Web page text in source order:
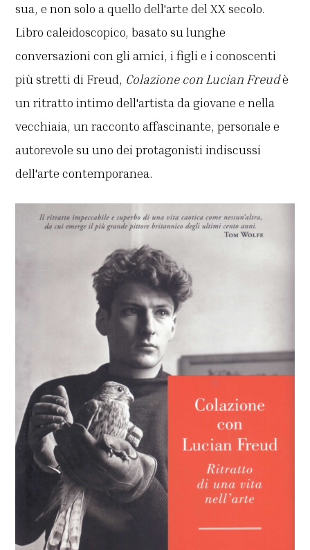
sua, e non solo a quello dell'arte del XX secolo.
Libro caleidoscopico, basato su lunghe
conversazioni con gli amici, i figli e i conoscenti
più stretti di Freud, Colazione con Lucian Freudè
un ritratto intimo dell'artista da giovane e nella
vecchiaia, un racconto affascinante, personale e
autorevole su uno dei protagonisti indiscussi
dell'arte contemporanea.